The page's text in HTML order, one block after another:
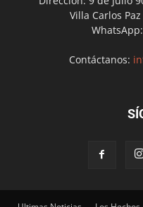
Villa Carlos
Contáctanos: